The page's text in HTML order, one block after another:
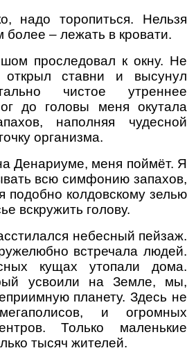
надо торопиться. Нельзя
более – лежать в кровати.
проследовал к окну. Не
открыл ставни и высунул
чистое утреннее
до головы меня окутала
наполняя чудесной
организма.
Денариуме, меня поймёт. Я
всю симфонию запахов,
подобно колдовскому зелью
вскружить голову.
небесный пейзаж.
встречала людей.
кущах утопали дома.
усвоили на Земле, мы,
планету. Здесь не
и огромных
Только маленькие
тысяч жителей.